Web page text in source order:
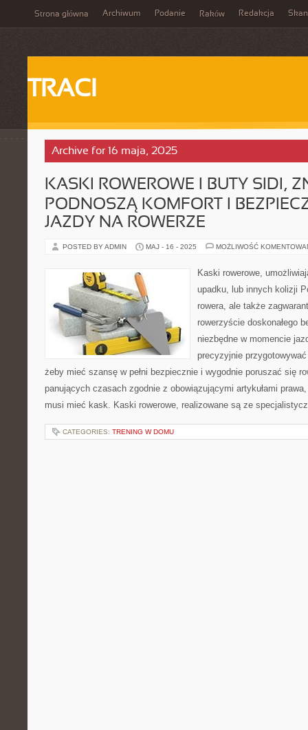
Strona główna Archiwum Podanie Raków Redakcja
TRACI
Archive for 16 maja, 2025
KASKI ROWEROWE I BUTY SIDI,
PODNOSZĄ KOMFORT I
JAZDY NA ROWERZE
POSTED BY ADMIN MAJ - 16 - 2025 MOŻLIWOŚĆ
Kaski rowerowe,
upadku, lub innych kolizji
rowera, ale także
rowerzyście doskonałego
niezbędne w momencie
precyzyjnie
żeby mieć szansę w pełni bezpiecznie i wygodnie poruszać się
panujących czasach zgodnie z obowiązującymi artykułami
musi mieć kask. Kaski rowerowe, realizowane są ze
CATEGORIES: TRENING W DOMU